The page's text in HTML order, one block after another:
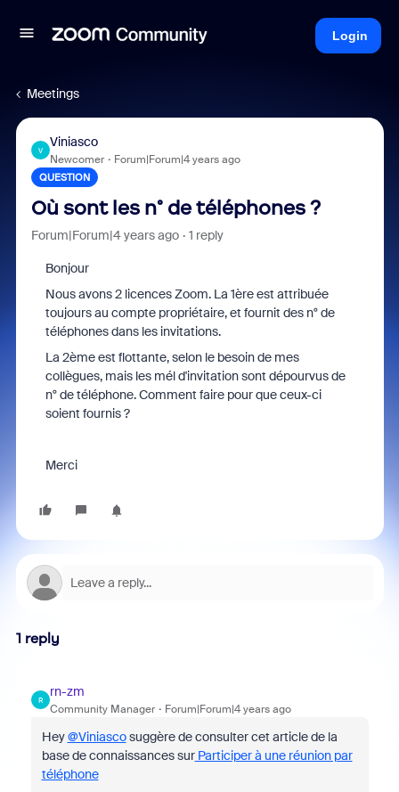
Login
Meetings
V
Viniasco
Newcomer Forum|Forum|4 years ago
QUESTION
Où sont les n° de téléphones ?
Forum|Forum|4 years ago 1 reply
Bonjour
Nous avons 2 licences Zoom. La 1ère est attribuée
toujours au compte propriétaire, et fournit des n° de
téléphones dans les invitations.
La 2ème est flottante, selon le besoin de mes
collègues, mais les mél d'invitation sont dépourvus de
n° de téléphone. Comment faire pour que ceux-ci
soient fournis ?
Merci
1 reply
R
rn-zm
Community Manager Forum|Forum|4 years ago
Hey@Viniascosuggère de consulter cet article de la
base de connaissances surParticiper à une réunion par
téléphone